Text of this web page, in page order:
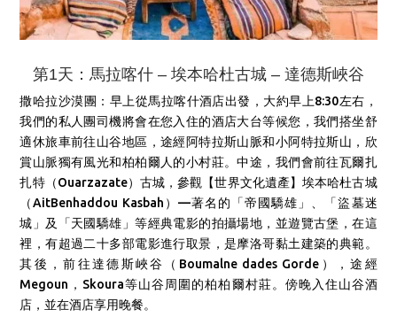
第1天：馬拉喀什 – 埃本哈杜古城 – 達德斯峽谷
撒哈拉沙漠團：早上從馬拉喀什酒店出發，大約早上8:30左右，
我們的私人團司機將會在您入住的酒店大台等候您，我們搭坐舒
適休旅車前往山谷地區，途經阿特拉斯山脈和小阿特拉斯山，欣
賞山脈獨有風光和柏柏爾人的小村莊。中途，我們會前往瓦爾扎
扎特（Ouarzazate）古城，參觀【世界文化遺產】埃本哈杜古城
（AitBenhaddou Kasbah）—著名的「帝國驕雄」、「盜墓迷
城」及「天國驕雄」等經典電影的拍攝場地，並遊覽古堡，在這
裡，有超過二十多部電影進行取景，是摩洛哥黏土建築的典範。
其後，前往達德斯峽谷（Boumalne dades Gorde），途經
Megoun，Skoura等山谷周圍的柏柏爾村莊。傍晚入住山谷酒
店，並在酒店享用晚餐。